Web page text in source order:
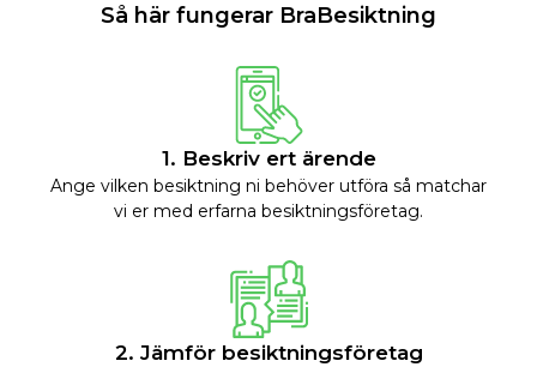
Så här fungerar BraBesiktning
1. Beskriv ert ärende
Ange vilken besiktning ni behöver utföra så matchar
vi er med erfarna besiktningsföretag.
2. Jämför besiktningsföretag